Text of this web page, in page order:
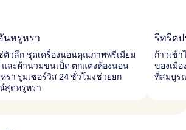
นหรูหรา
ตัวลึก ชุดเครื่องนอนคุณภาพพรีเมียม
และผ้านวมขนเป็ด ตกแต่งห้องนอน
รา รูมเซอร์วิส 24 ชั่วโมงช่วยยก
สุดหรูหรา
รีทรีต
ก้าวเข้
ของเมื
ที่สมบูร